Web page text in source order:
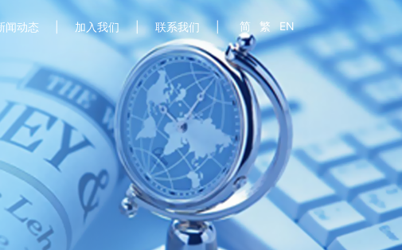
闻动态 加入我们 联系我们 简 繁 EN